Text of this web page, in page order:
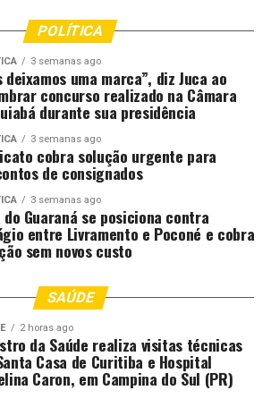
é considerado reduto do samba
gêneros do ritmo reconhecidos
em 2007, pelo Iphan,
Histórico e Artístico Nacional.
– que cantam partido-alto –, o samba
samba enredo.
estilo, como Arlindo Cruz, Zeca
mundo.
celebrado, tanto nas tradicionais
ensaios, e, é claro, nos desfiles
POLÍTICA
3 semanas ago
deixamos uma marca”, diz Juca ao
concurso realizado na Câmara
durante sua presidência
3 semanas ago
cobra solução urgente para
de consignados
3 semanas ago
do Guaraná se posiciona contra
entre Livramento e Poconé e cobra
sem novos custo
SAÚDE
2 horas ago
da Saúde realiza visitas técnicas
Casa de Curitiba e Hospital
Caron, em Campina do Sul (PR)